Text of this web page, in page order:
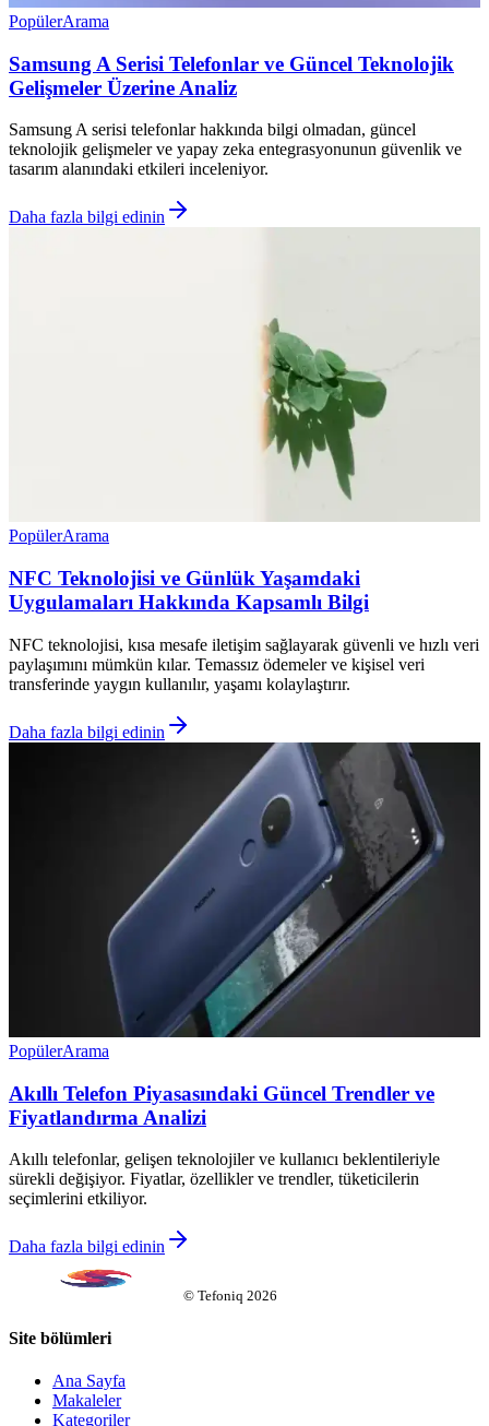
PopülerArama
Samsung A Serisi Telefonlar ve Güncel Teknolojik
Gelişmeler Üzerine Analiz
Samsung A serisi telefonlar hakkında bilgi olmadan, güncel
teknolojik gelişmeler ve yapay zeka entegrasyonunun güvenlik ve
tasarım alanındaki etkileri inceleniyor.
Daha fazla bilgi edinin
PopülerArama
NFC Teknolojisi ve Günlük Yaşamdaki
Uygulamaları Hakkında Kapsamlı Bilgi
NFC teknolojisi, kısa mesafe iletişim sağlayarak güvenli ve hızlı veri
paylaşımını mümkün kılar. Temassız ödemeler ve kişisel veri
transferinde yaygın kullanılır, yaşamı kolaylaştırır.
Daha fazla bilgi edinin
PopülerArama
Akıllı Telefon Piyasasındaki Güncel Trendler ve
Fiyatlandırma Analizi
Akıllı telefonlar, gelişen teknolojiler ve kullanıcı beklentileriyle
sürekli değişiyor. Fiyatlar, özellikler ve trendler, tüketicilerin
seçimlerini etkiliyor.
Daha fazla bilgi edinin
© Tefoniq 2026
Site bölümleri
Ana Sayfa
Makaleler
Kategoriler